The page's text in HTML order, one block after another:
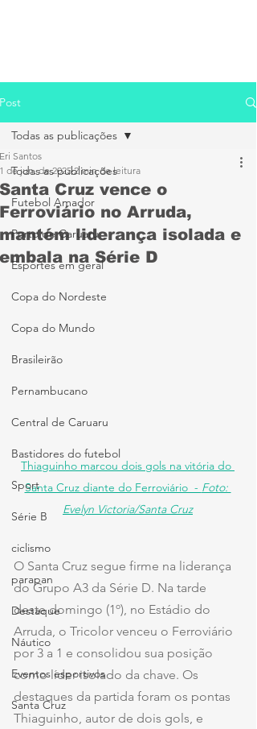
Post
Todas as publicações
Futebol Amador
Porto de Caruaru
Esportes em geral
Copa do Nordeste
Copa do Mundo
Brasileirão
Pernambucano
Central de Caruaru
Bastidores do futebol
Sport
Série B
ciclismo
parapan
Destaque
Náutico
Eventos esportivos
Santa Cruz
Todas as publicações
Santa Cruz vence o
Ferroviário no Arruda,
mantém liderança isolada e
embala na Série D
Eri Santos
1 de jun. de 2025 2 min de leitura
Thiaguinho marcou dois gols na vitória do
Santa Cruz diante do Ferroviário  - Foto:
Evelyn Victoria/Santa Cruz
O Santa Cruz segue firme na liderança
do Grupo A3 da Série D. Na tarde
deste domingo (1º), no Estádio do
Arruda, o Tricolor venceu o Ferroviário
por 3 a 1 e consolidou sua posição
como líder isolado da chave. Os
destaques da partida foram os pontas
Thiaguinho, autor de dois gols, e